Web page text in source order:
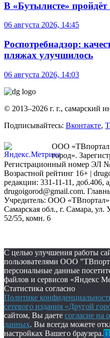
В «Бутылисте»
06 августа 2026, 14:45
Роспотребнадзор:
пляжах улучшилось
06 августа 2026, 14:03
© 2013–2026 г. г., самарский
Подписывайтесь: Вконтакте,
ООО
город».
Регистрационный номер ЭЛ
Возрастной рейтинг 16+ |
редакции: 331-11-11, доб.406,
drugoigorod@gmail.com.
Учредитель: ООО
Самарская обл., г. Самара, ул.
52/55, комн. 6
С целью улучшения работы
пользователями ООО
персональные данные
файлов и сервисов «Яндекс
Статистика согласно
Политике
сетевого издания «Другой
сайтом, Вы даете согласие на
данных. Вы всегда можете
настройках Вашего браузера.